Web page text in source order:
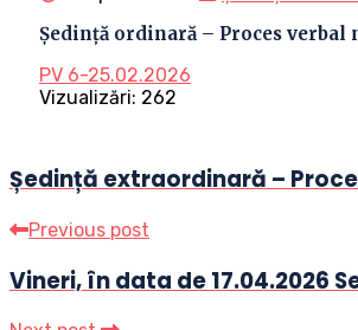
Ședință ordinară – Proces verbal
PV 6-25.02.2026
Vizualizări: 262
Ședință extraordinară –
Previous post
Vineri, în data de 17.04.2026